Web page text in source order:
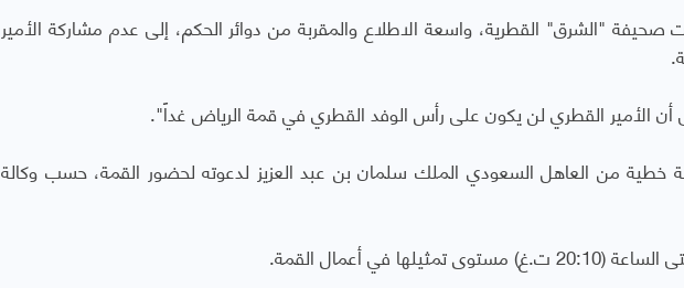
"الشرق" القطرية، واسعة الاطلاع والمقربة من دوائر الحكم، إلى عدم مشاركة الأمير
أن الأمير القطري لن يكون على رأس الوفد القطري في قمة الرياض غداً".
خطية من العاهل السعودي الملك سلمان بن عبد العزيز لدعوته لحضور القمة، حسب وكالة
في أعمال القمة.